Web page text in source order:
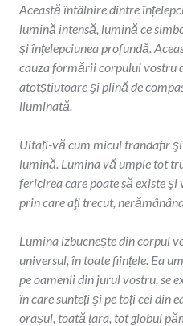
Această întâlnire dintre
lumină intensă, lumină ce
şi înțelepciunea profundă.
cauza formării corpului vostru
atotștiutoare şi plină de
iluminată.
Uitați-vă cum micul trandafir
lumină. Lumina vă umple tot
fericirea care poate să existe
prin care aţi trecut,
Lumina izbucnește din corpul
universul, în toate ființele. Ea
pe oamenii din jurul vostru, se
în care sunteți şi pe toți cei din
orașul, toată țara, tot globul